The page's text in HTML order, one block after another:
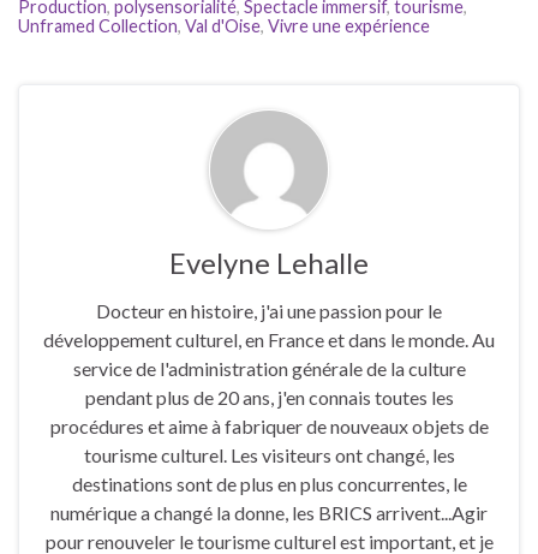
Production, polysensorialité, Spectacle immersif, tourisme,
Unframed Collection, Val d'Oise, Vivre une expérience
Evelyne Lehalle
Docteur en histoire, j'ai une passion pour le
développement culturel, en France et dans le monde. Au
service de l'administration générale de la culture
pendant plus de 20 ans, j'en connais toutes les
procédures et aime à fabriquer de nouveaux objets de
tourisme culturel. Les visiteurs ont changé, les
destinations sont de plus en plus concurrentes, le
numérique a changé la donne, les BRICS arrivent...Agir
pour renouveler le tourisme culturel est important, et je